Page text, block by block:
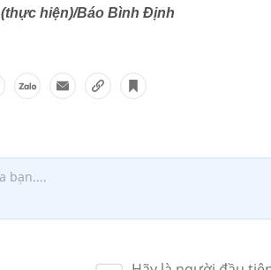
(thực hiện)/Báo Bình Định